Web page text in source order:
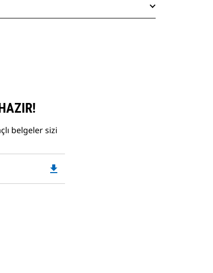
belgeler sizi
file_download